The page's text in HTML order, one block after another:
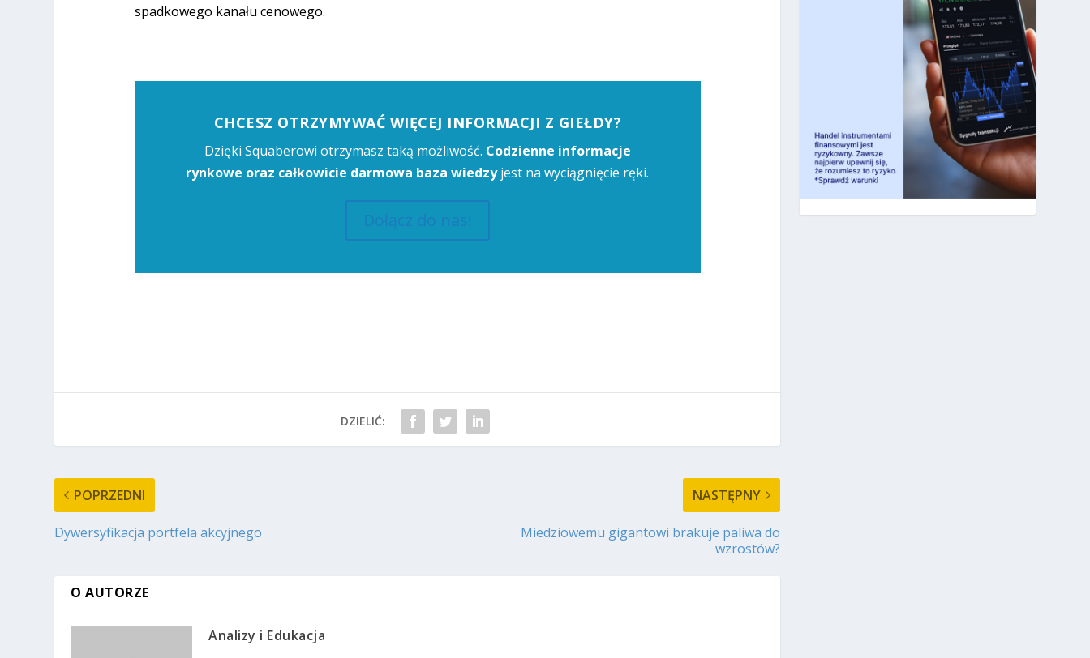
spadkowego kanału cenowego.
CHCESZ OTRZYMYWAĆ WIĘCEJ INFORMACJI Z GIEŁDY?
Dzięki Squaberowi otrzymasz taką możliwość. Codzienne informacje
rynkowe oraz całkowicie darmowa baza wiedzyjest na wyciągnięcie ręki.
Dołącz do nas!
DZIELIĆ:
POPRZEDNI
Dywersyfikacja portfela akcyjnego
NASTĘPNY
Miedziowemu gigantowi brakuje paliwa do
wzrostów?
O AUTORZE
Analizy i Edukacja